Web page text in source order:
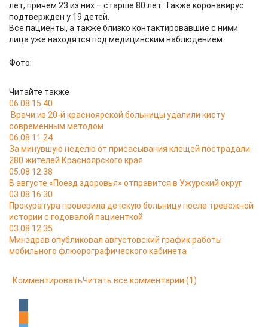
лет, причем 23 из них – старше 80 лет. Также коронавирус
подтвержден у 19 детей.
Все пациенты, а также близко контактировавшие с ними
лица уже находятся под медицинским наблюдением.
Фото:
Читайте также
06.08 15:40
Врачи из 20-й красноярской больницы удалили кисту
современным методом
06.08 11:24
За минувшую неделю от присасывания клещей пострадали
280 жителей Красноярского края
05.08 12:38
В августе «Поезд здоровья» отправится в Ужурский округ
03.08 16:30
Прокуратура проверила детскую больницу после тревожной
истории с годовалой пациенткой
03.08 12:35
Минздрав опубликовал августовский график работы
мобильного флюорографического кабинета
КомментироватьЧитать все комментарии (1)